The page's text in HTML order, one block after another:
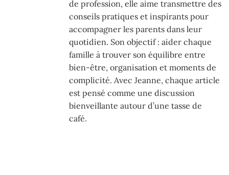
de profession, elle aime transmettre des
conseils pratiques et inspirants pour
accompagner les parents dans leur
quotidien. Son objectif : aider chaque
famille à trouver son équilibre entre
bien-être, organisation et moments de
complicité. Avec Jeanne, chaque article
est pensé comme une discussion
bienveillante autour d’une tasse de
café.